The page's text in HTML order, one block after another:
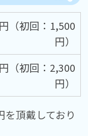
（初回：1,500
円）
（初回：2,300
円）
頂戴しており